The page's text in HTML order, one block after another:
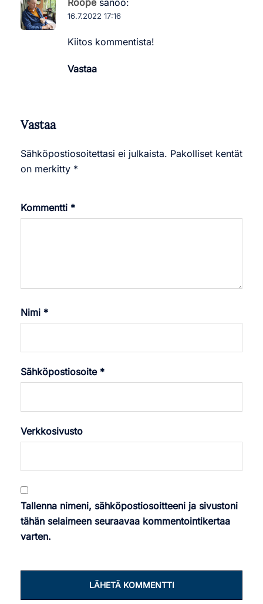
Roope sanoo:
16.7.2022 17:16
Kiitos kommentista!
Vastaa
Vastaa
Sähköpostiosoitettasi ei julkaista. Pakolliset kentät
on merkitty *
Kommentti *
Nimi *
Sähköpostiosoite *
Verkkosivusto
Tallenna nimeni, sähköpostiosoitteeni ja sivustoni
tähän selaimeen seuraavaa kommentointikertaa
varten.